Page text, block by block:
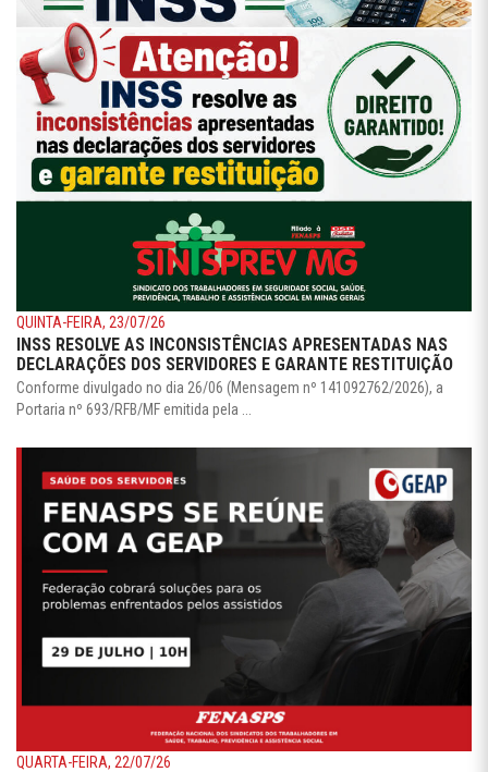
QUINTA-FEIRA, 23/07/26
INSS RESOLVE AS INCONSISTÊNCIAS APRESENTADAS NAS
DECLARAÇÕES DOS SERVIDORES E GARANTE RESTITUIÇÃO
Conforme divulgado no dia 26/06 (Mensagem nº 141092762/2026), a
Portaria nº 693/RFB/MF emitida pela ...
QUARTA-FEIRA, 22/07/26